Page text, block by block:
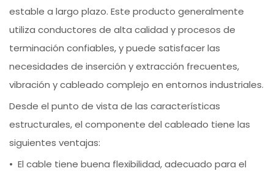
estable a largo plazo. Este producto generalmente
utiliza conductores de alta calidad y procesos de
terminación confiables, y puede satisfacer las
necesidades de inserción y extracción frecuentes,
vibración y cableado complejo en entornos industriales.
Desde el punto de vista de las características
estructurales, el componente del cableado tiene las
siguientes ventajas:
• El cable tiene buena flexibilidad, adecuado para el